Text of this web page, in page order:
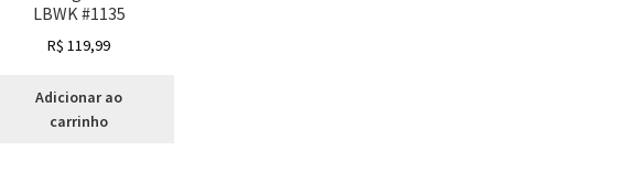
LBWK #1135
R$ 119,99
Adicionar ao
carrinho